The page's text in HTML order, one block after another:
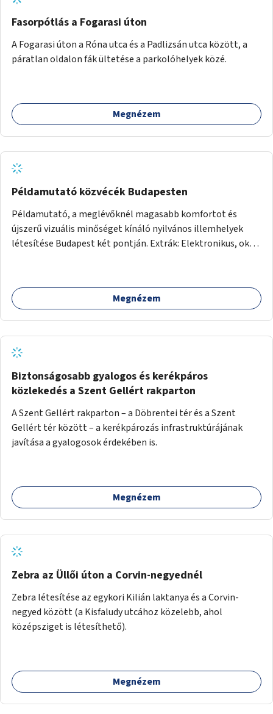
Fasorpótlás a Fogarasi úton
A Fogarasi úton a Róna utca és a Padlizsán utca között, a
páratlan oldalon fák ültetése a parkolóhelyek közé.
Megnézem
Példamutató közvécék Budapesten
Példamutató, a meglévőknél magasabb komfortot és
újszerű vizuális minőséget kínáló nyilvános illemhelyek
létesítése Budapest két pontján. Extrák: Elektronikus, okos
(pl. ivókút, telefontöltés).
Megnézem
Biztonságosabb gyalogos és kerékpáros
közlekedés a Szent Gellért rakparton
A Szent Gellért rakparton – a Döbrentei tér és a Szent
Gellért tér között – a kerékpározás infrastruktúrájának
javítása a gyalogosok érdekében is.
Megnézem
Zebra az Üllői úton a Corvin-negyednél
Zebra létesítése az egykori Kilián laktanya és a Corvin-
negyed között (a Kisfaludy utcához közelebb, ahol
középsziget is létesíthető).
Megnézem